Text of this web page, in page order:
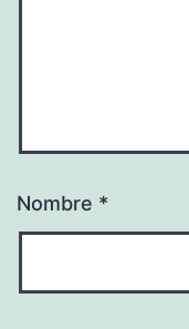
Nombre *